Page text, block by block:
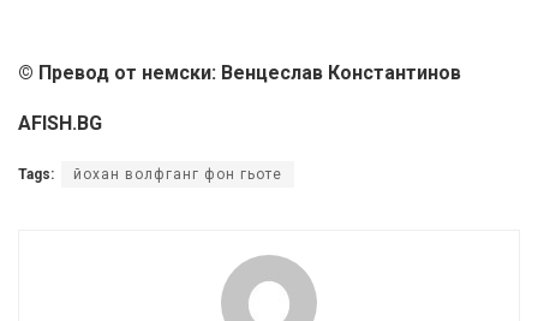
© Превод от немски: Венцеслав Константинов
AFISH.BG
Tags: йохан волфганг фон гьоте